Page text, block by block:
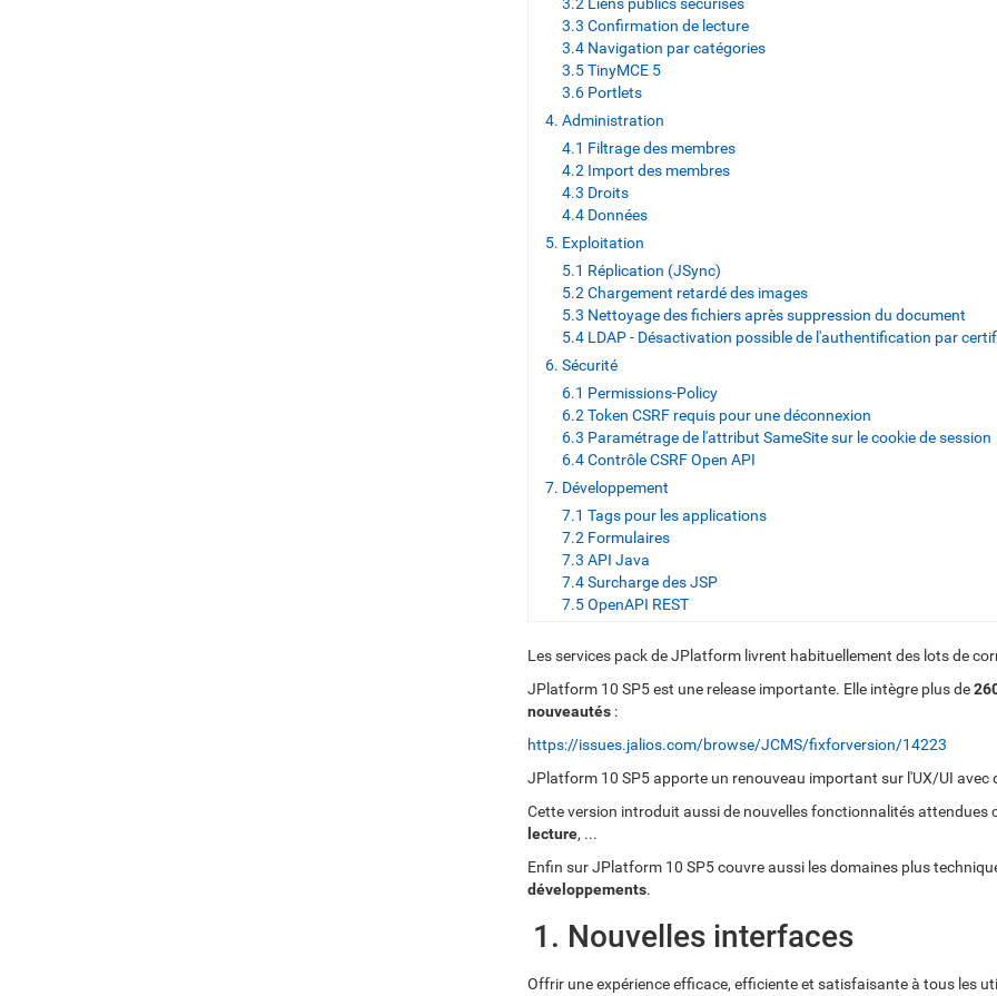
3.3 Confirmation de lecture
3.4 Navigation par catégories
3.5 TinyMCE 5
3.6 Portlets
4. Administration
4.1 Filtrage des membres
4.2 Import des membres
4.3 Droits
4.4 Données
5. Exploitation
5.1 Réplication (JSync)
5.2 Chargement retardé des images
5.3 Nettoyage des fichiers après suppression du document
5.4 LDAP - Désactivation possible de l'authentification par
6. Sécurité
6.1 Permissions-Policy
6.2 Token CSRF requis pour une déconnexion
6.3 Paramétrage de l'attribut SameSite sur le cookie de session
6.4 Contrôle CSRF Open API
7. Développement
7.1 Tags pour les applications
7.2 Formulaires
7.3 API Java
7.4 Surcharge des JSP
7.5 OpenAPI REST
Les services pack de JPlatform livrent habituellement des lots de
JPlatform 10 SP5 est une release importante. Elle intègre plus de
nouveautés:
https://issues.jalios.com/browse/JCMS/fixforversion/14223
JPlatform 10 SP5 apporte un renouveau important sur l'UX/UI avec
Cette version introduit aussi de nouvelles fonctionnalités attendues
lecture, ...
Enfin sur JPlatform 10 SP5 couvre aussi les domaines plus
développements.
1. Nouvelles interfaces
Offrir une expérience efficace, efficiente et satisfaisante à tous les